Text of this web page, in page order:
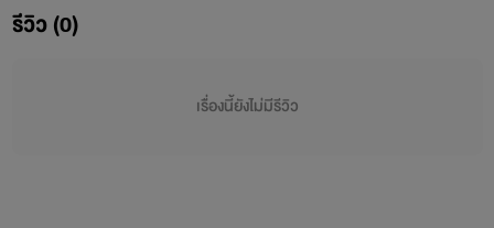
และพบความจริงที่ว่า
ความจริงแล้ว ฉันคือลูกสาวเจ้าพ่อ
รีวิว (0)
เรื่องนี้ยังไม่มีรีวิว